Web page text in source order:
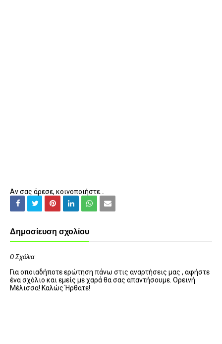
Αν σας άρεσε, κοινοποιήστε...
Δημοσίευση σχολίου
0 Σχόλια
Για οποιαδήποτε ερώτηση πάνω στις αναρτήσεις μας , αφήστε
ένα σχόλιο και εμείς με χαρά θα σας απαντήσουμε. Ορεινή
Μέλισσα! Καλώς Ήρθατε!